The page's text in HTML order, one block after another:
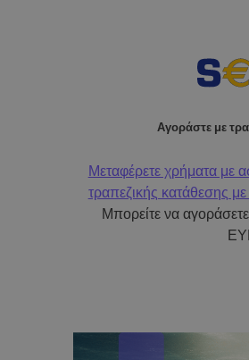
Αγοράστε με
Μεταφέρετε χρήματα με
τραπεζικής κατάθεσης με
Μπορείτε να